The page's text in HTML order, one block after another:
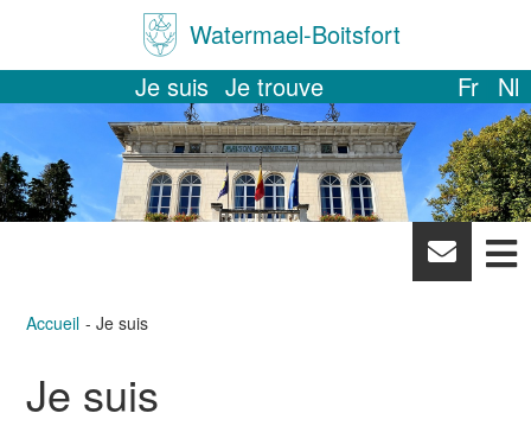
Watermael-Boitsfort
Je suis Je trouve Fr Nl
News
Accueil Je suis
Je suis